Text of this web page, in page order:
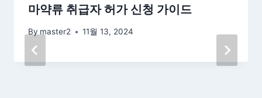
마약류 취급자 허가 신청 가이드
By master2 11월 13, 2024